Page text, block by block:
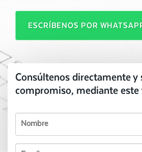
ESCRÍBENOS POR
Consúltenos directamente y
compromiso, mediante